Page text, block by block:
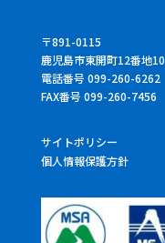
〒891-0115
鹿児島市東開町12番地10
電話番号 099-260-6262
FAX番号 099-260-7456
サイトポリシー
個人情報保護方針